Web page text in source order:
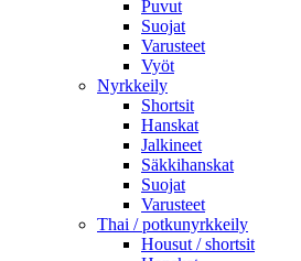
Puvut
Suojat
Varusteet
Vyöt
Nyrkkeily
Shortsit
Hanskat
Jalkineet
Säkkihanskat
Suojat
Varusteet
Thai / potkunyrkkeily
Housut / shortsit